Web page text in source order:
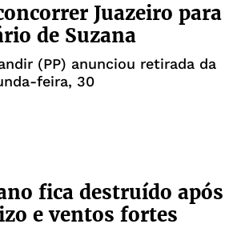
Juazeiro para
de Suzana
(PP) anunciou retirada da
feira, 30
fica destruído após
e ventos fortes